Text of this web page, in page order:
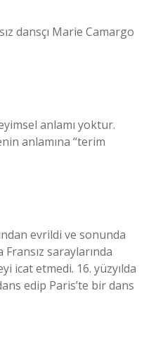
dansçı Marie Camargo
anlamı yoktur.
anlamına “terim
evrildi ve sonunda
saraylarında
icat etmedi. 16. yüzyılda
edip Paris’te bir dans